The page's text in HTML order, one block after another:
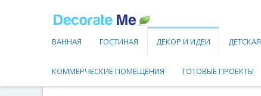
ВАННАЯ ГОСТИНАЯ ДЕКОР И ИДЕИ ДЕТСКАЯ
КОММЕРЧЕСКИЕ ПОМЕЩЕНИЯ ГОТОВЫЕ ПРОЕКТЫ